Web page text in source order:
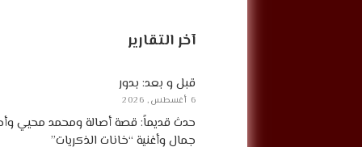
آخر التقارير
قبل و بعد: بدور
6 أغسطس, 2026
حدث قديماً: قصة أصالة ومحمد محيي
جمال وأغنية “خانات الذكريات”